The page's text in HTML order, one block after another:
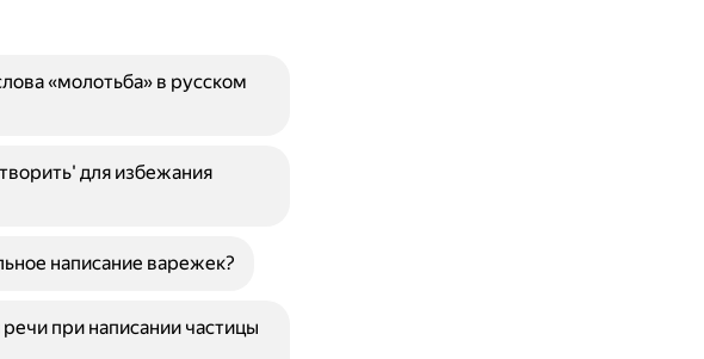
«молотьба» в русском
для избежания
написание варежек?
при написании частицы